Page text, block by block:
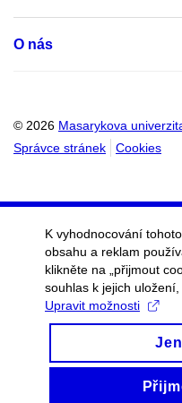
O nás
© 2026 Masarykova
Správce stránek
Cookies
K vyhodnocování
obsahu a reklam
klikněte na „přijmout
souhlas k jejich uložení,
Upravit možnosti